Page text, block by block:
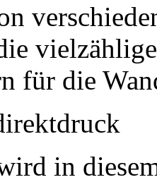
für die
in